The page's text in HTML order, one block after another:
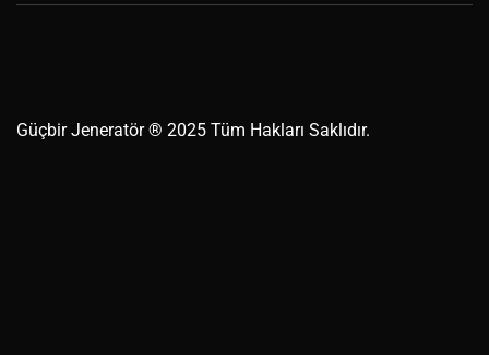
GüçbirJeneratör® 2025 Tüm Hakları Saklıdır.